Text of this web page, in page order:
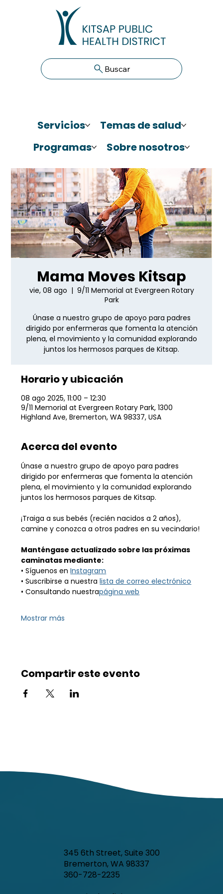
Buscar
Servicios
Temas de salud
Programas
Sobre nosotros
Mama Moves Kitsap
vie, 08 ago
  |
9/11 Memorial at Evergreen Rotary
Park
Únase a nuestro grupo de apoyo para padres
dirigido por enfermeras que fomenta la atención
plena, el movimiento y la comunidad explorando
juntos los hermosos parques de Kitsap.
Horario y ubicación
08 ago 2025, 11:00 – 12:30
9/11 Memorial at Evergreen Rotary Park, 1300
Highland Ave, Bremerton, WA 98337, USA
Acerca del evento
Únase a nuestro grupo de apoyo para padres
dirigido por enfermeras que fomenta la atención
plena, el movimiento y la comunidad explorando
juntos los hermosos parques de Kitsap.
¡Traiga a sus bebés (recién nacidos a 2 años),
camine y conozca a otros padres en su vecindario!
Manténgase actualizado sobre las próximas
caminatas mediante:
• Síguenos en Instagram
• Suscribirse a nuestra lista de correo electrónico
• Consultando nuestrapágina web
Mostrar más
Compartir este evento
345 6th Street, Suite 300
Bremerton, WA 98337
360-728-2235